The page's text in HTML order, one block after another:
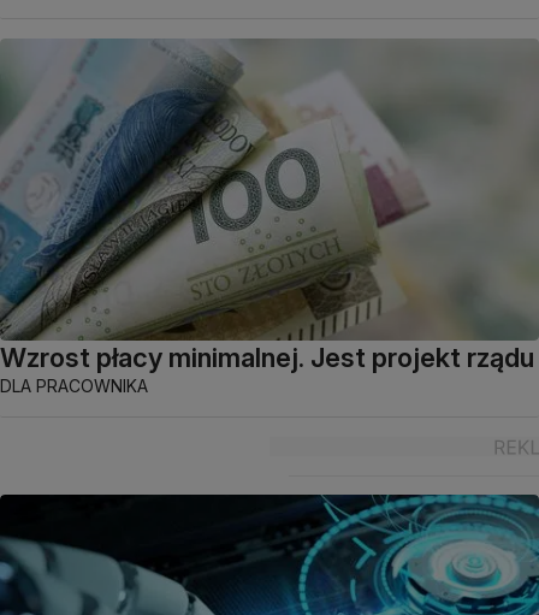
Wzrost płacy minimalnej. Jest projekt rządu
DLA PRACOWNIKA